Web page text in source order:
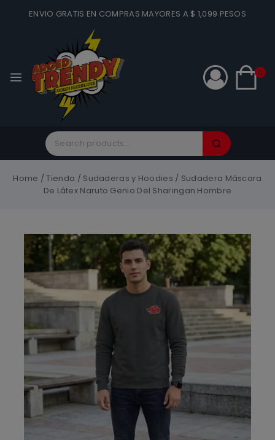
ENVIO GRATIS EN COMPRAS MAYORES A $ 1,099 PESOS
0
Home / Tienda / Sudaderas y Hoodies / Sudadera Máscara
De Látex Naruto Genio Del Sharingan Hombre